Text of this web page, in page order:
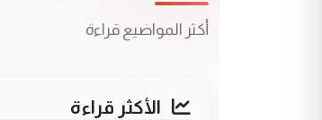
أكثر المواضيع قراءة
الأكثر قراءة